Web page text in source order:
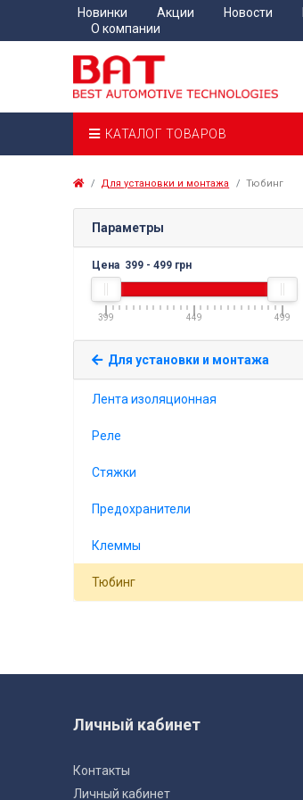
Новинки Акции Новости
О компании
КАТАЛОГ ТОВАРОВ
Для установки и монтажа Тюбинг
Параметры
Цена 399 -499 грн
399 449 499
Для установки и монтажа
Лента изоляционная
Реле
Стяжки
Предохранители
Клеммы
Тюбинг
Личный кабинет
Контакты
Личный кабинет